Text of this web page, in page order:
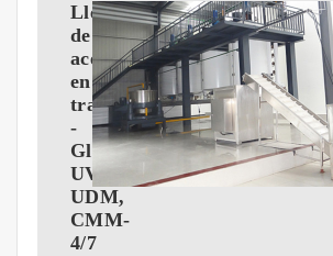
Llenado
de
aceite
en
transformador
-
GlobeCore
UVD,
UDM,
CMM-
4/7